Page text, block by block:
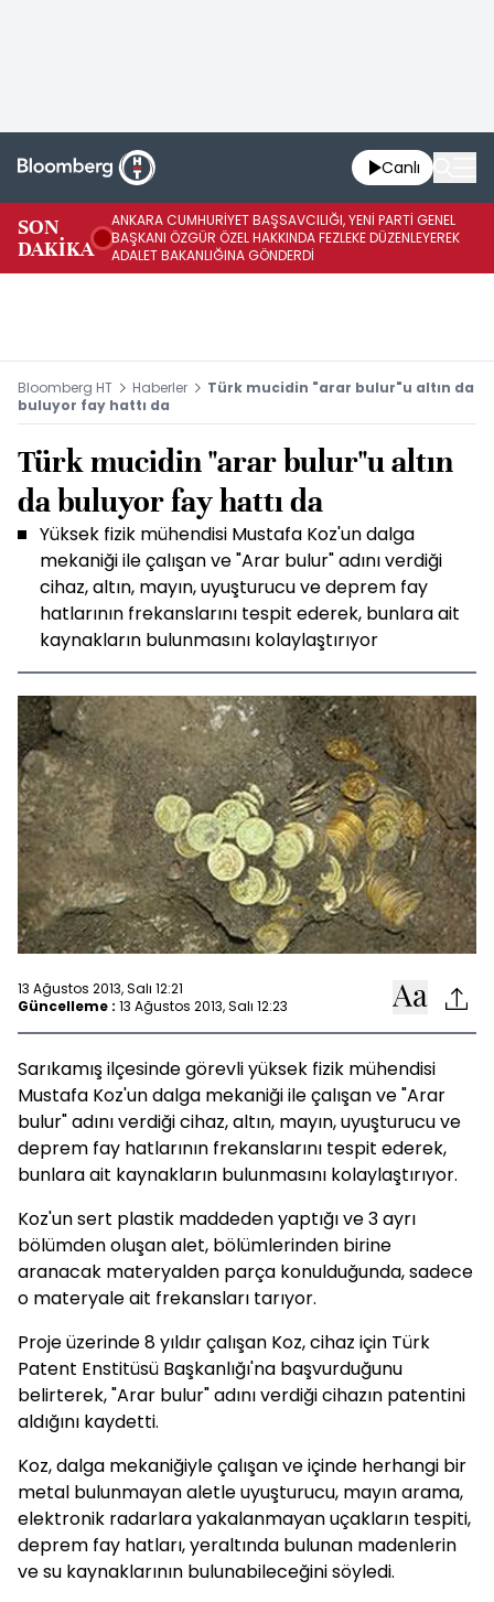
Canlı
SON
DAKİKA
ANKARA CUMHURİYET BAŞSAVCILIĞI, YENİ PARTİ GENEL
BAŞKANI ÖZGÜR ÖZEL HAKKINDA FEZLEKE DÜZENLEYEREK
ADALET BAKANLIĞINA GÖNDERDİ
Bloomberg HT Haberler
Türk mucidin "arar bulur"u altın da
buluyor fay hattı da
Türk mucidin "arar bulur"u altın
da buluyor fay hattı da
Yüksek fizik mühendisi Mustafa Koz'un dalga
mekaniği ile çalışan ve "Arar bulur" adını verdiği
cihaz, altın, mayın, uyuşturucu ve deprem fay
hatlarının frekanslarını tespit ederek, bunlara ait
kaynakların bulunmasını kolaylaştırıyor
13 Ağustos 2013, Salı 12:21
Güncelleme : 13 Ağustos 2013, Salı 12:23
Sarıkamış ilçesinde görevli yüksek fizik mühendisi
Mustafa Koz'un dalga mekaniği ile çalışan ve "Arar
bulur" adını verdiği cihaz, altın, mayın, uyuşturucu ve
deprem fay hatlarının frekanslarını tespit ederek,
bunlara ait kaynakların bulunmasını kolaylaştırıyor.
Koz'un sert plastik maddeden yaptığı ve 3 ayrı
bölümden oluşan alet, bölümlerinden birine
aranacak materyalden parça konulduğunda, sadece
o materyale ait frekansları tarıyor.
Proje üzerinde 8 yıldır çalışan Koz, cihaz için Türk
Patent Enstitüsü Başkanlığı'na başvurduğunu
belirterek, "Arar bulur" adını verdiği cihazın patentini
aldığını kaydetti.
Koz, dalga mekaniğiyle çalışan ve içinde herhangi bir
metal bulunmayan aletle uyuşturucu, mayın arama,
elektronik radarlara yakalanmayan uçakların tespiti,
deprem fay hatları, yeraltında bulunan madenlerin
ve su kaynaklarının bulunabileceğini söyledi.